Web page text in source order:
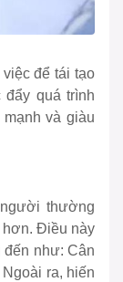
để tái tạo
quá trình
và giàu
thường
hơn. Điều này
đến như: Cân
ra, hiến